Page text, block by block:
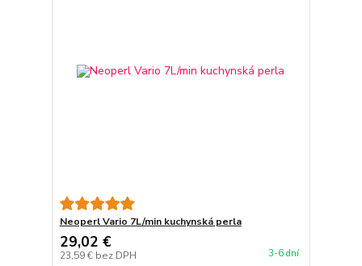
Neoperl Vario 7L/min kuchynská perla
29,02 €
23,59 € bez DPH 3-6 dní